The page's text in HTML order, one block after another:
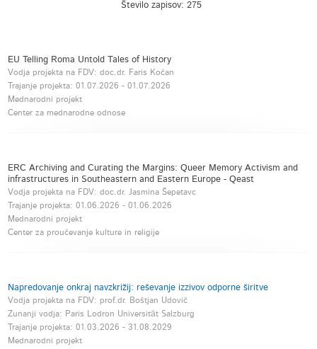
Število zapisov:275
EU Telling Roma Untold Tales of History
Vodja projekta na FDV: doc.dr. Faris Kočan
Trajanje projekta:01.07.2026 -01.07.2026
Mednarodni projekt
Center za mednarodne odnose
ERC Archiving and Curating the Margins: Queer Memory Activism and
infrastructures in Southeastern and Eastern Europe - Qeast
Vodja projekta na FDV: doc.dr. Jasmina Šepetavc
Trajanje projekta:01.06.2026 -01.06.2026
Mednarodni projekt
Center za proučevanje kulture in religije
Napredovanje onkraj navzkrižij: reševanje izzivov odporne širitve
Vodja projekta na FDV: prof.dr. Boštjan Udovič
Zunanji vodja: Paris Lodron Universität Salzburg
Trajanje projekta:01.03.2026 -31.08.2029
Mednarodni projekt